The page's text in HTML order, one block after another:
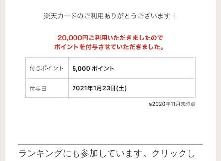
ランキングにも参加しています。クリックし